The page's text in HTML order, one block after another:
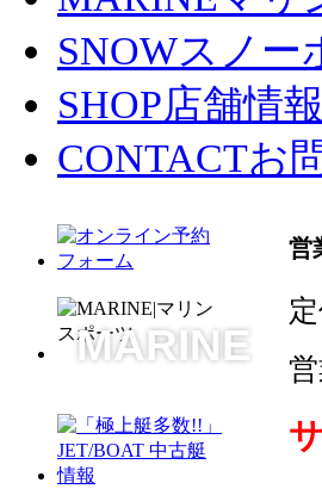
SNOWスノー
SHOP店舗情報
CONTACTお
MARINE
営